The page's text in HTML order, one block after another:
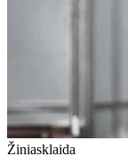
Žiniasklaida